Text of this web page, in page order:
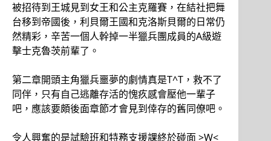
被招待到王城見到女王和公主克羅賽，在結社把舞
台移到帝國後，利貝爾王國和克洛斯貝爾的日常仍
然精彩，辛苦一個人幹掉一半獵兵團成員的A級遊
擊士克魯茨前輩了。
第二章開頭主角獵兵噩夢的劇情真是T^T，救不了
同伴，只有自己逃離存活的愧疚感會壓他一輩子
吧，應該要頗後面章節才會見到倖存的舊同僚吧。
令人興奮的是試驗班和特務支援課終於碰面 >W<